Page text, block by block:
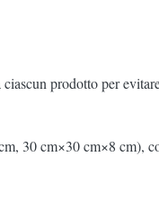
prodotto per
30 cm×30 cm×8 cm),